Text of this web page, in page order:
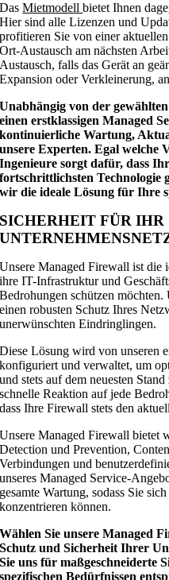
DasMietmodellbietet Ihnen
Hier sind alle Lizenzen und
profitieren Sie von einer
Ort-Austausch am nächsten
Austausch, falls das Gerät an
Expansion oder Verkleinerung,
Unabhängig von der
einen erstklassigen Managed
kontinuierliche Wartung,
unsere Experten. Egal welche
Ingenieure sorgt dafür, dass
fortschrittlichsten Technologie
wir die ideale Lösung für Ihre
SICHERHEIT FÜR IHR
Unsere Managed Firewall ist die
ihre IT-Infrastruktur und
Bedrohungen schützen
einen robusten Schutz Ihres
unerwünschten Eindringlingen.
Diese Lösung wird von unseren
konfiguriert und verwaltet, um
und stets auf dem neuesten
schnelle Reaktion auf jede
dass Ihre Firewall stets den
Unsere Managed Firewall bietet
Detection und Prevention,
Verbindungen und
unseres Managed Service-
gesamte Wartung, sodass Sie
konzentrieren können.
Wählen Sie unsere Managed
Schutz und Sicherheit Ihrer
Sie uns für maßgeschneiderte
spezifischen Bedürfnissen